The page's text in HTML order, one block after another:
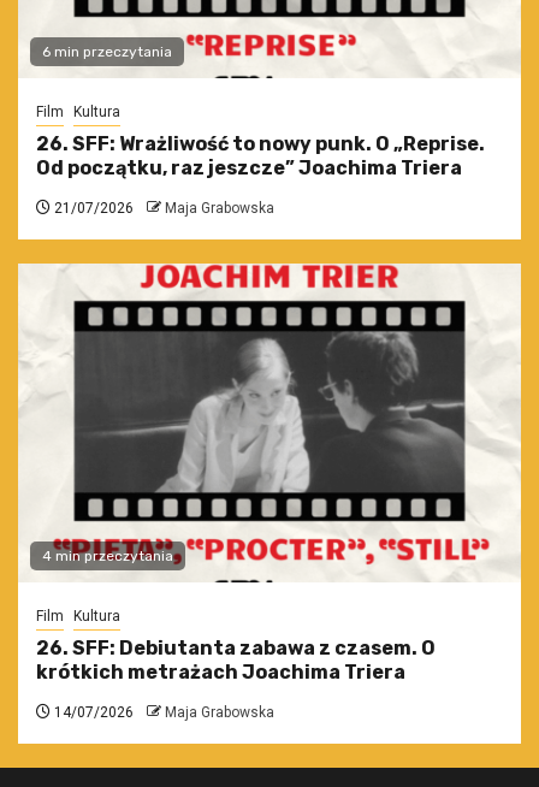
6 min przeczytania
Film Kultura
26. SFF: Wrażliwość to nowy punk. O „Reprise.
Od początku, raz jeszcze” Joachima Triera
21/07/2026 Maja Grabowska
4 min przeczytania
Film Kultura
26. SFF: Debiutanta zabawa z czasem. O
krótkich metrażach Joachima Triera
14/07/2026 Maja Grabowska